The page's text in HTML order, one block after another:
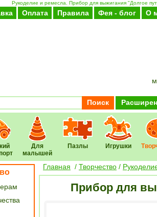
Рукоделие и ремесла. Прибор для выжигания "Долгое
Оплата Правила Фея - блог О
Поиск
Для
малышей
Пазлы Игрушки
Главная / Творчество /
Прибор для